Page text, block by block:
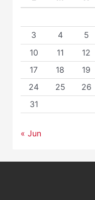
3
4 5
10
11 12
17
18 19
24
25 26
31
« Jun